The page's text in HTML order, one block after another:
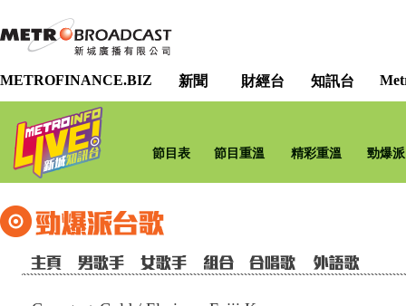
METROFINANCE.BIZ 新聞 財經台 知訊台
節目表 節目重溫 精彩重溫 勁爆